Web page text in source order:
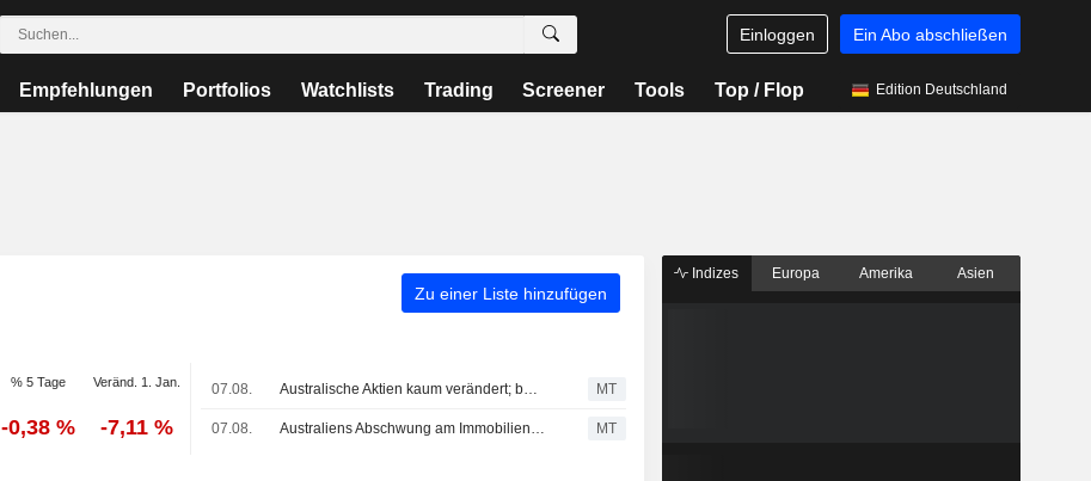
Einloggen Ein Abo abschließen
Empfehlungen Portfolios Watchlists Trading Screener Tools Top / Flop Edition Deutschland
Zu einer Liste hinzufügen
% 5 Tage Veränd. 1. Jan.
-0,38 % -7,11 %
07.08. Australische Aktien kaum verändert; bereinigtes Ergebnis und Nettoumsatz von James Hardie Industries im Q1 des Geschäftsjahres gestiegen MT
07.08. Australiens Abschwung am Immobilienmarkt dürfte wohl relativ kurz ausfallen, sagt Westpac MT
Indizes Europa Amerika Asien